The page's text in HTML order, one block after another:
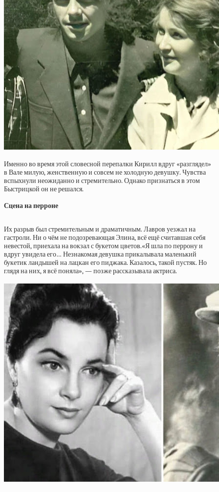
Именно во время этой словесной перепалки Кирилл вдруг «разглядел»
в Вале милую, женственную и совсем не холодную девушку. Чувства
вспыхнули неожиданно и стремительно. Однако признаться в этом
Быстрицкой он не решался.
Сцена на перроне
Их разрыв был стремительным и драматичным. Лавров уезжал на
гастроли. Ни о чём не подозревающая Элина, всё ещё считавшая себя
невестой, приехала на вокзал с букетом цветов.«Я шла по перрону и
вдруг увидела его… Незнакомая девушка прикалывала маленький
букетик ландышей на лацкан его пиджака. Казалось, такой пустяк. Но
глядя на них, я всё поняла», — позже рассказывала актриса.